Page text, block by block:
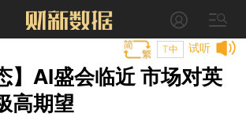
试听
T中
】AI盛会临近 市场对英
高期望